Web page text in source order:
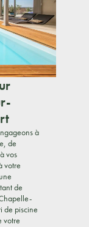
à
de
vos
votre
de
de piscine
votre